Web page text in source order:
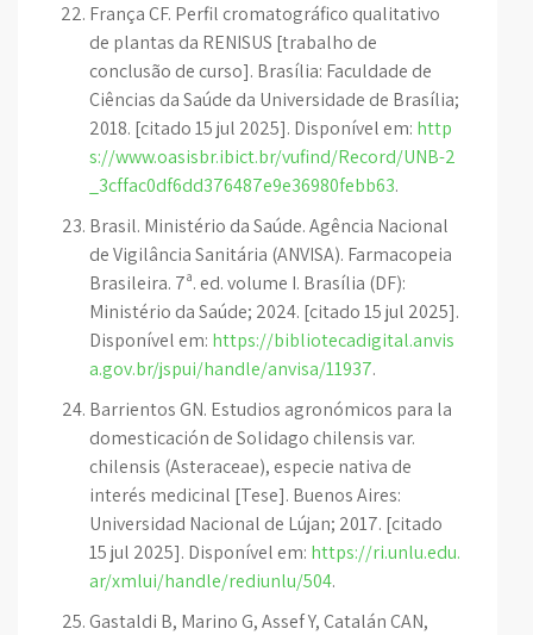
França CF. Perfil cromatográfico qualitativo
de plantas da RENISUS [trabalho de
conclusão de curso]. Brasília: Faculdade de
Ciências da Saúde da Universidade de Brasília;
2018. [citado 15 jul 2025]. Disponível em: http
s://www.oasisbr.ibict.br/vufind/Record/UNB-2
_3cffac0df6dd376487e9e36980febb63.
Brasil. Ministério da Saúde. Agência Nacional
de Vigilância Sanitária (ANVISA). Farmacopeia
Brasileira. 7ª. ed. volume I. Brasília (DF):
Ministério da Saúde; 2024. [citado 15 jul 2025].
Disponível em: https://bibliotecadigital.anvis
a.gov.br/jspui/handle/anvisa/11937.
Barrientos GN. Estudios agronómicos para la
domesticación de Solidago chilensis var.
chilensis (Asteraceae), especie nativa de
interés medicinal [Tese]. Buenos Aires:
Universidad Nacional de Lújan; 2017. [citado
15 jul 2025]. Disponível em: https://ri.unlu.edu.
ar/xmlui/handle/rediunlu/504.
Gastaldi B, Marino G, Assef Y, Catalán CAN,